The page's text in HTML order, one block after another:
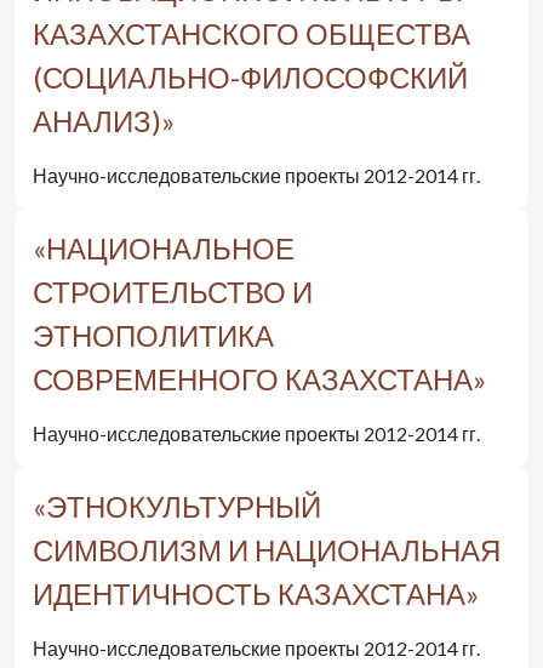
КАЗАХСТАНСКОГО ОБЩЕСТВА
(СОЦИАЛЬНО-ФИЛОСОФСКИЙ
АНАЛИЗ)»
Научно-исследовательские проекты 2012-2014 гг.
«НАЦИОНАЛЬНОЕ
СТРОИТЕЛЬСТВО И
ЭТНОПОЛИТИКА
СОВРЕМЕННОГО КАЗАХСТАНА»
Научно-исследовательские проекты 2012-2014 гг.
«ЭТНОКУЛЬТУРНЫЙ
СИМВОЛИЗМ И НАЦИОНАЛЬНАЯ
ИДЕНТИЧНОСТЬ КАЗАХСТАНА»
Научно-исследовательские проекты 2012-2014 гг.